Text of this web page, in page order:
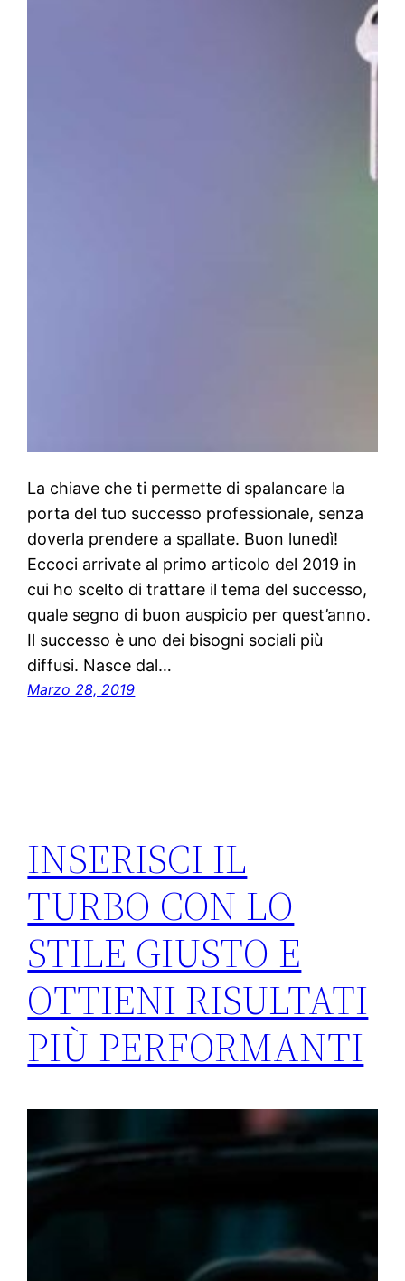
La chiave che ti permette di spalancare la
porta del tuo successo professionale, senza
doverla prendere a spallate. Buon lunedì!
Eccoci arrivate al primo articolo del 2019 in
cui ho scelto di trattare il tema del successo,
quale segno di buon auspicio per quest’anno.
Il successo è uno dei bisogni sociali più
diffusi. Nasce dal…
Marzo 28, 2019
INSERISCI IL
TURBO CON LO
STILE GIUSTO E
OTTIENI RISULTATI
PIÙ PERFORMANTI